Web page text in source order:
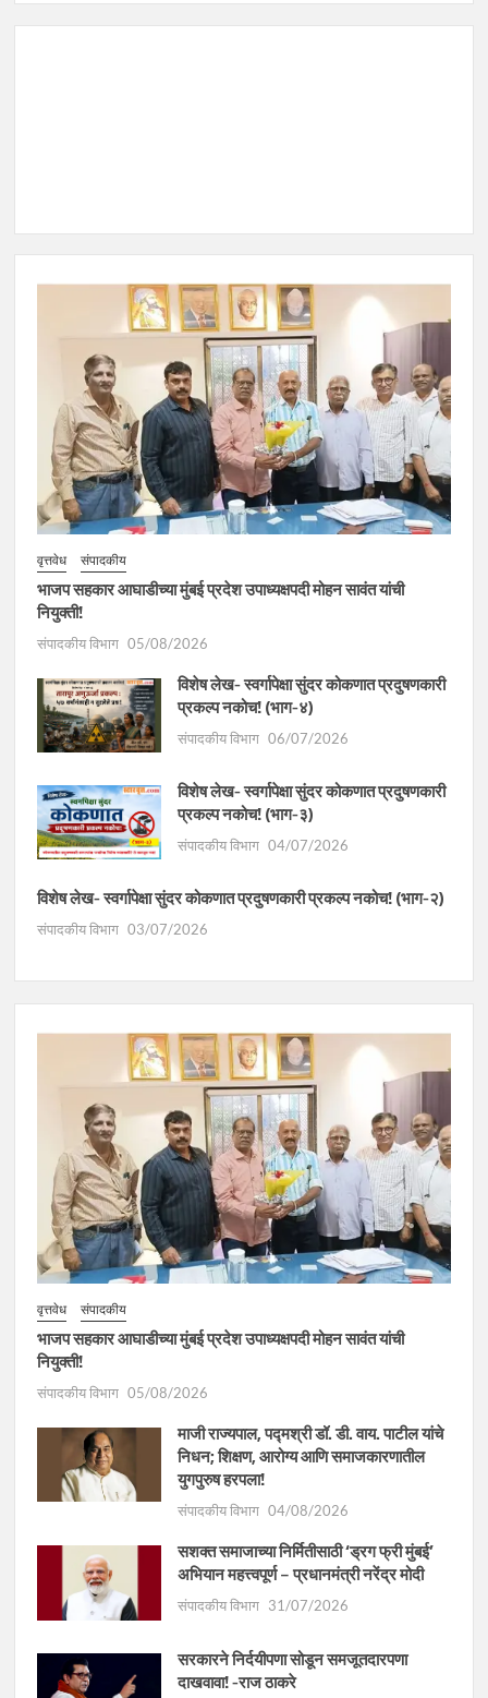
वृत्तवेध संपादकीय
भाजप सहकार आघाडीच्या मुंबई प्रदेश उपाध्यक्षपदी मोहन सावंत यांची
नियुक्ती!
संपादकीय विभाग 05/08/2026
विशेष लेख- स्वर्गापेक्षा सुंदर कोकणात प्रदुषणकारी
प्रकल्प नकोच! (भाग-४)
संपादकीय विभाग 06/07/2026
विशेष लेख- स्वर्गापेक्षा सुंदर कोकणात प्रदुषणकारी
प्रकल्प नकोच! (भाग-३)
संपादकीय विभाग 04/07/2026
विशेष लेख- स्वर्गापेक्षा सुंदर कोकणात प्रदुषणकारी प्रकल्प नकोच! (भाग-२)
संपादकीय विभाग 03/07/2026
वृत्तवेध संपादकीय
भाजप सहकार आघाडीच्या मुंबई प्रदेश उपाध्यक्षपदी मोहन सावंत यांची
नियुक्ती!
संपादकीय विभाग 05/08/2026
माजी राज्यपाल, पद्मश्री डॉ. डी. वाय. पाटील यांचे
निधन; शिक्षण, आरोग्य आणि समाजकारणातील
युगपुरुष हरपला!
संपादकीय विभाग 04/08/2026
सशक्त समाजाच्या निर्मितीसाठी ‘ड्रग फ्री मुंबई’
अभियान महत्त्वपूर्ण – प्रधानमंत्री नरेंद्र मोदी
संपादकीय विभाग 31/07/2026
सरकारने निर्दयीपणा सोडून समजूतदारपणा
दाखवावा! -राज ठाकरे